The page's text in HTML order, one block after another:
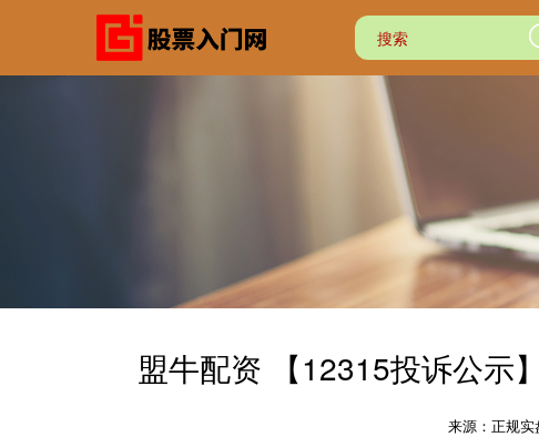
盟牛配资 【12315投诉公示
来源：正规实